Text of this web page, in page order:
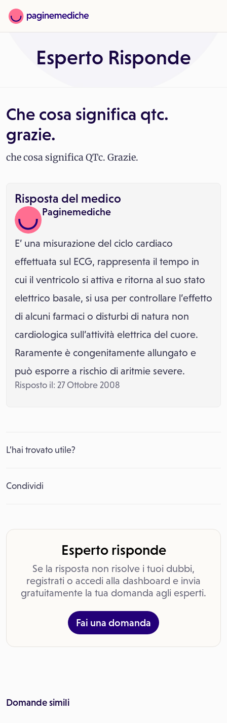
Esperto Risponde
Che cosa significa qtc.
grazie.
che cosa significa QTc. Grazie.
Risposta del medico
Paginemediche
E’ una misurazione del ciclo cardiaco
effettuata sul ECG, rappresenta il tempo in
cui il ventricolo si attiva e ritorna al suo stato
elettrico basale, si usa per controllare l’effetto
di alcuni farmaci o disturbi di natura non
cardiologica sull’attività elettrica del cuore.
Raramente è congenitamente allungato e
può esporre a rischio di aritmie severe.
Risposto il: 27 Ottobre 2008
L’hai trovato utile?
Condividi
Esperto risponde
Se la risposta non risolve i tuoi dubbi,
registrati o accedi alla dashboard e invia
gratuitamente la tua domanda agli esperti.
Fai una domanda
Domande simili